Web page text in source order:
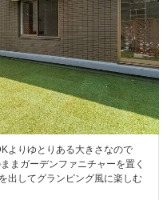
よりゆとりある大きさなので
まガーデンファニチャーを置く
出してグランピング風に楽しむ